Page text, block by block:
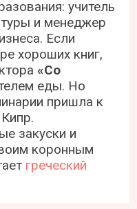
учитель
и менеджер
Если
хороших книг,
«Со
еды. Но
пришла к
закуски и
коронным
греческий